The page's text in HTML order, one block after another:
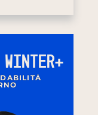
WINTER+